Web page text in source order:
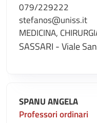
079/229222
stefanos@uniss.it
MEDICINA,
SASSARI - Viale
SPANU ANGELA
Professori ordinari